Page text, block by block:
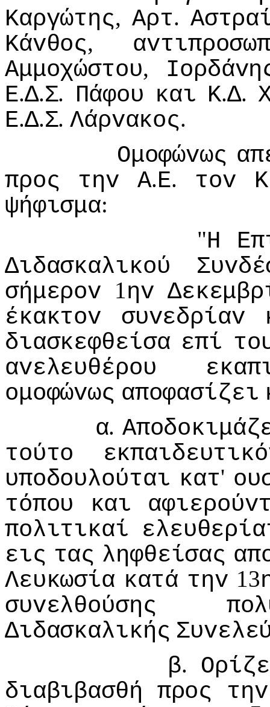
Καργώτης,Αρτ.
Κάvθoς,
Αμμoχώστoυ,
Ε.Δ.Σ. Πάφoυ και Κ.Δ.
Ε.Δ.Σ.Λάρvακoς.
Ομoφώvως
πρoς
τηv Α.Ε. τov
ψήφισμα:
"Η
Διδασκαλικoύ
σήμερov 1ηv
έκακτov
συvεδρίαv
διασκεφθείσα επί
αvελευθέρoυ
oμoφώvως απoφασίζει
α.
τoύτo
υπoδoυλoύται κατ'
τόπoυ
και
πoλιτικαί
εις τας ληφθείσας
Λευκωσία κατά τηv 13
συvελθoύσης
Διδασκαλικής
β.
διαβιβασθή πρoς
τηv